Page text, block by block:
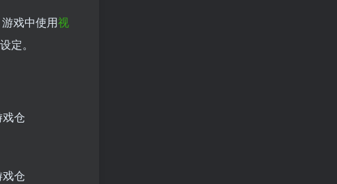
戏中使用视
设定。